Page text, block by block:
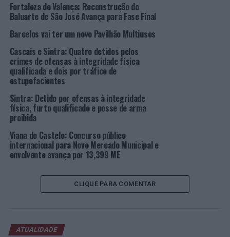
Para o presidente da autarquia de Sintra, Basílio Horta,
de visita ao local esta quinta-feira, “este investimento
vai ao encontro das nossas prioridades. Queremos que a
prática desportiva seja um veículo o bem-estar e para o
desenvolvimento do concelho”.
Já a empreitada de transição energética do Complexo
Desportivo Municipal de Monte Abraão, no valor de 194
mil euros, contempla a instalação de caldeira de
biomassa e respetiva infraestrutura, para aquecimento
da água da piscina, promovendo a transição energética
dos combustíveis fosseis (gás natural) para uma energia
economia circular e da valorização dos resíduos
endógenos.
carbono e promover a independência energética,
Fortaleza de Valença: Reconstrução do
Baluarte de São José Avança para Fase Final
Barcelos vai ter um novo Pavilhão Multiusos
Cascais e Sintra: Quatro detidos pelos
crimes de ofensas à integridade física
qualificada e dois por tráfico de
estupefacientes
Sintra: Detido por ofensas à integridade
física, furto qualificado e posse de arma
proibida
Viana do Castelo: Concurso público
internacional para Novo Mercado Municipal e
envolvente avança por 13,399 ME
CLIQUE PARA COMENTAR
ATUALIDADE